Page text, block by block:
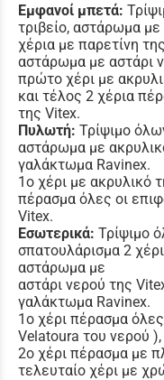
Εμφανοί μπετά:
τριβείο, αστάρωμα
χέρια με παρετίνη
αστάρωμα με αστάρι
πρώτο χέρι με
και τέλος 2 χέρια
της Vitex.
Πυλωτή: Τρίψιμο
αστάρωμα με
γαλάκτωμα Ravinex.
1o χέρι με ακρυλικό
πέρασμα όλες οι
Vitex.
Εσωτερικά: Τρίψιμο
σπατουλάρισμα 2
αστάρωμα με
αστάρι νερού της
γαλάκτωμα Ravinex.
1ο χέρι πέρασμα
Velatoura του νερού ),
2ο χέρι πέρασμα με
τελευταίο χέρι με